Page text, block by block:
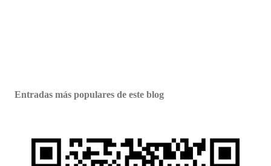
Entradas más populares de este blog